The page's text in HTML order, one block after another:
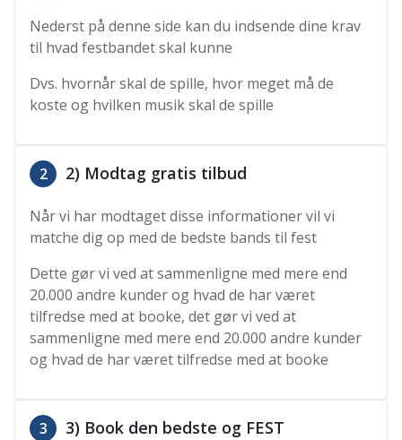
Nederst på denne side kan du indsende dine krav
til hvad festbandet skal kunne
Dvs. hvornår skal de spille, hvor meget må de
koste og hvilken musik skal de spille
2 2) Modtag gratis tilbud
Når vi har modtaget disse informationer vil vi
matche dig op med de bedste bands til fest
Dette gør vi ved at sammenligne med mere end
20.000 andre kunder og hvad de har været
tilfredse med at booke, det gør vi ved at
sammenligne med mere end 20.000 andre kunder
og hvad de har været tilfredse med at booke
3 3) Book den bedste og FEST